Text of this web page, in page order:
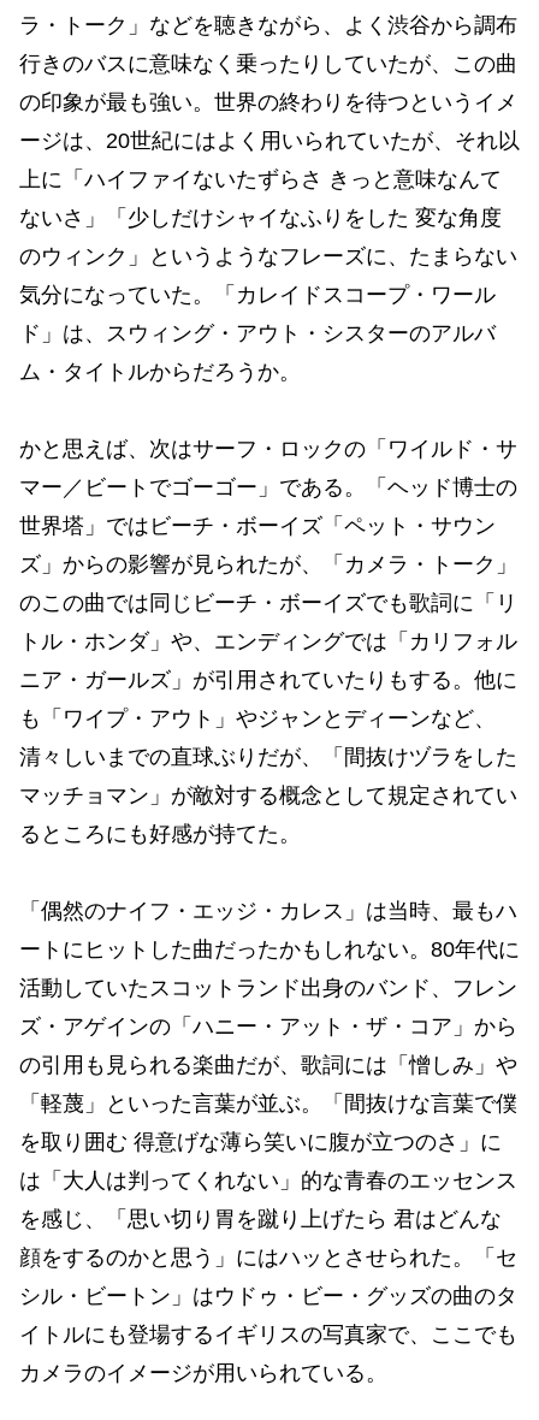
ラ・トーク」などを聴きながら、よく渋谷から調布
行きのバスに意味なく乗ったりしていたが、この曲
の印象が最も強い。世界の終わりを待つというイメ
ージは、20世紀にはよく用いられていたが、それ以
上に「ハイファイないたずらさ きっと意味なんて
ないさ」「少しだけシャイなふりをした 変な角度
のウィンク」というようなフレーズに、たまらない
気分になっていた。「カレイドスコープ・ワール
ド」は、スウィング・アウト・シスターのアルバ
ム・タイトルからだろうか。
かと思えば、次はサーフ・ロックの「ワイルド・サ
マー／ビートでゴーゴー」である。「ヘッド博士の
世界塔」ではビーチ・ボーイズ「ペット・サウン
ズ」からの影響が見られたが、「カメラ・トーク」
のこの曲では同じビーチ・ボーイズでも歌詞に「リ
トル・ホンダ」や、エンディングでは「カリフォル
ニア・ガールズ」が引用されていたりもする。他に
も「ワイプ・アウト」やジャンとディーンなど、
清々しいまでの直球ぶりだが、「間抜けヅラをした
マッチョマン」が敵対する概念として規定されてい
るところにも好感が持てた。
「偶然のナイフ・エッジ・カレス」は当時、最もハ
ートにヒットした曲だったかもしれない。80年代に
活動していたスコットランド出身のバンド、フレン
ズ・アゲインの「ハニー・アット・ザ・コア」から
の引用も見られる楽曲だが、歌詞には「憎しみ」や
「軽蔑」といった言葉が並ぶ。「間抜けな言葉で僕
を取り囲む 得意げな薄ら笑いに腹が立つのさ」に
は「大人は判ってくれない」的な青春のエッセンス
を感じ、「思い切り胃を蹴り上げたら 君はどんな
顔をするのかと思う」にはハッとさせられた。「セ
シル・ビートン」はウドゥ・ビー・グッズの曲のタ
イトルにも登場するイギリスの写真家で、ここでも
カメラのイメージが用いられている。